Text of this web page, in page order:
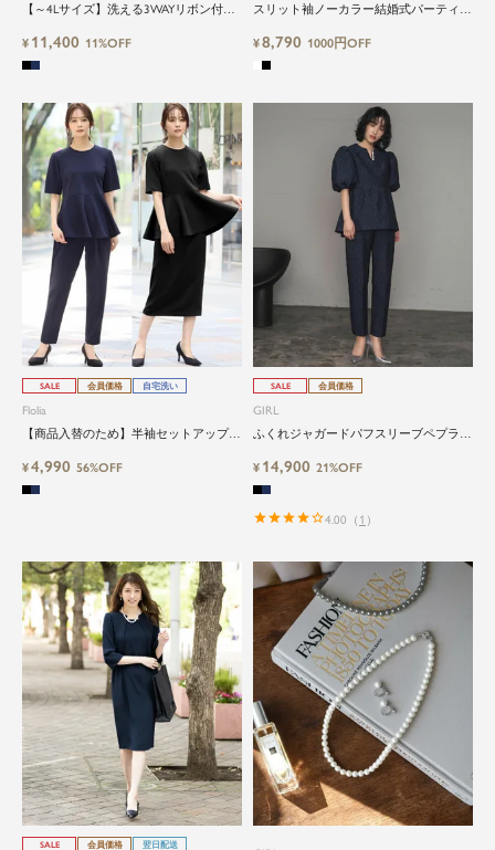
【～4Lサイズ】洗える3WAYリボン付き
¥ 11,400 11%OFF
スリット袖ノーカラー結婚式パーティー
¥8,790 1000円OFF
SALE 会員価格 自宅洗い
Flolia
【商品入替のため】半袖セットアップ｜
¥4,990 56%OFF
SALE 会員価格
GIRL
ふくれジャガードパフスリーブペプラム
式パンツドレス
¥ 14,900 21%OFF
4.00 （ 1 ）
SALE 会員価格 翌日配送